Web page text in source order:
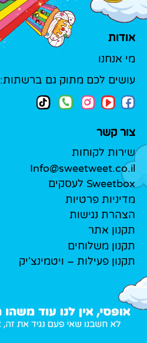
אודות
מי אנחנו
עושים לכם מתוק גם ברשתות:
צור קשר
שירות לקוחות
Info@sweetweet.co.il
Sweetbox לעסקים
מדיניות פרטיות
הצהרת נגישות
תקנון אתר
תקנון משלוחים
תקנון פעילות – ויטמינצ'יק